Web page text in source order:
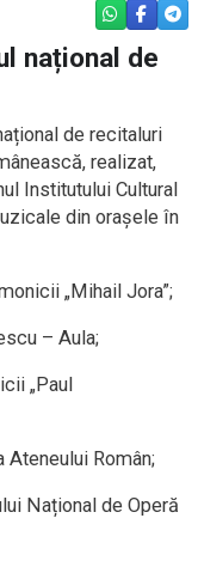
WHATSAPP
național de
de recitaluri
realizat,
Institutului Cultural
din orașele în
„Mihail Jora”;
– Aula;
„Paul
Ateneului Român;
Național de Operă